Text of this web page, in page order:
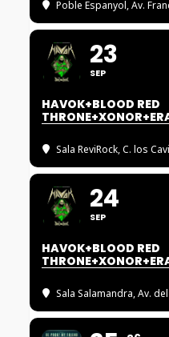
Poble Espanyol, Av.
23
SEP
HAVOK+BLOOD RED
Sala ReviRock, C. los
24
SEP
HAVOK+BLOOD RED
Sala Salamandra, Av.